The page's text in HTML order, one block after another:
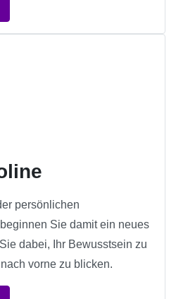
persönlichen
Sie damit ein neues
dabei, Ihr Bewusstsein zu
vorne zu blicken.